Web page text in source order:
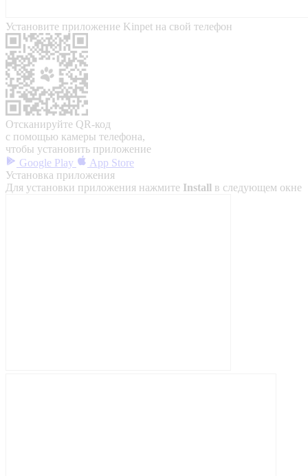
Установите приложение Kinpet на свой телефон
Отсканируйте QR-код
с помощью камеры телефона,
чтобы установить приложение
Google Play
App Store
Установка приложения
Для установки приложения нажмите Install в следующем окне